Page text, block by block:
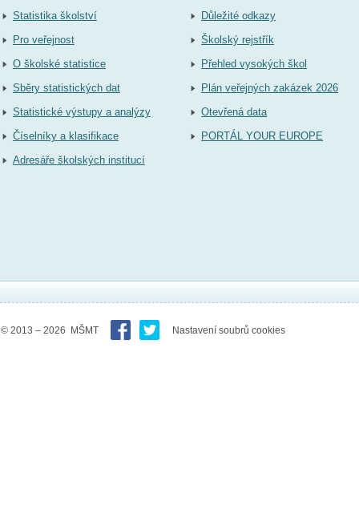
Statistika školství
Pro veřejnost
O školské statistice
Sběry statistických dat
Statistické výstupy a analýzy
Číselníky a klasifikace
Adresáře školských institucí
Důležité odkazy
Školský rejstřík
Přehled vysokých škol
Plán veřejných zakázek 2026
Otevřená data
PORTÁL YOUR EUROPE
© 2013 – 2026 MŠMT Nastavení soubrů cookies